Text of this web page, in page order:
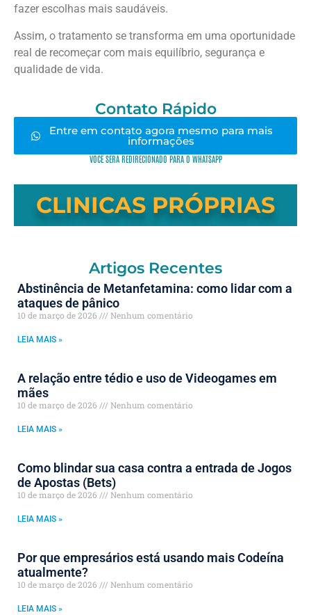
fazer escolhas mais saudáveis.
Assim, o tratamento se transforma em uma oportunidade
real de recomeçar com mais equilíbrio, segurança e
qualidade de vida.
Contato Rápido
Entre em contato agora mesmo para mais
informações
VOCÊ SERÁ REDIRECIONADO PARA O WHATSAPP
CLINICAS PRÓPRIAS
Artigos Recentes
Abstinência de Metanfetamina: como lidar com a
ataques de pânico
10 de março de 2026 Nenhum comentário
LEIA MAIS »
A relação entre tédio e uso de Videogames em
mães
10 de março de 2026 Nenhum comentário
LEIA MAIS »
Como blindar sua casa contra a entrada de Jogos
de Apostas (Bets)
10 de março de 2026 Nenhum comentário
LEIA MAIS »
Por que empresários está usando mais Codeína
atualmente?
10 de março de 2026 Nenhum comentário
LEIA MAIS »